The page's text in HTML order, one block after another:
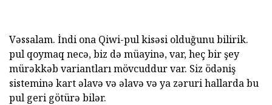
Vəssalam. İndi ona Qiwi-pul kisəsi olduğunu bilirik.
pul qoymaq necə, biz də müayinə, var, heç bir şey
mürəkkəb variantları mövcuddur var. Siz ödəniş
sisteminə kart əlavə və əlavə və ya zəruri hallarda bu
pul geri götürə bilər.